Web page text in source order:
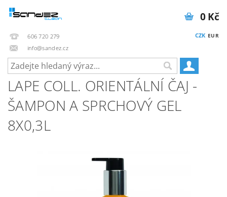
606 720 279
info@sandez.cz
CZK EUR
0 Kč
LAPE COLL. ORIENTÁLNÍ ČAJ -
ŠAMPON A SPRCHOVÝ GEL
8X0,3L